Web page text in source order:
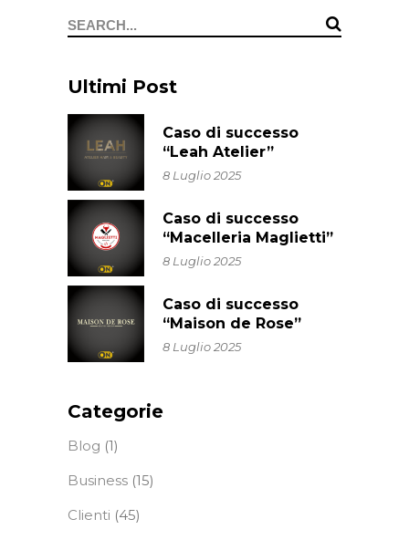
Ultimi Post
Caso di successo
“Leah Atelier”
8 Luglio 2025
Caso di successo
“Macelleria Maglietti”
8 Luglio 2025
Caso di successo
“Maison de Rose”
8 Luglio 2025
Categorie
Blog (1)
Business (15)
Clienti (45)